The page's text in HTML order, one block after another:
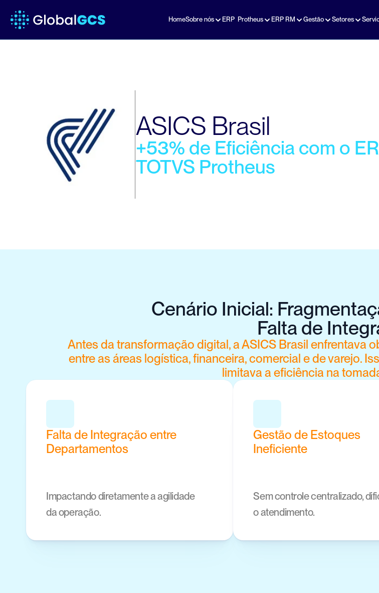
HomeSobre nós ERP  Protheus ERP RM Gestão Setores
ASICS Brasil
+53% de Eficiência com o
TOTVS Protheus
Cenário Inicial:
Falta de
Antes da transformação digital, a ASICS Brasil
entre as áreas logística, financeira, comercial e de varejo.
limitava a eficiência na
Falta de Integração entre
Departamentos
Impactando diretamente a agilidade
da operação.
Gestão de Estoques
Ineficiente
Sem controle centralizado,
o atendimento.